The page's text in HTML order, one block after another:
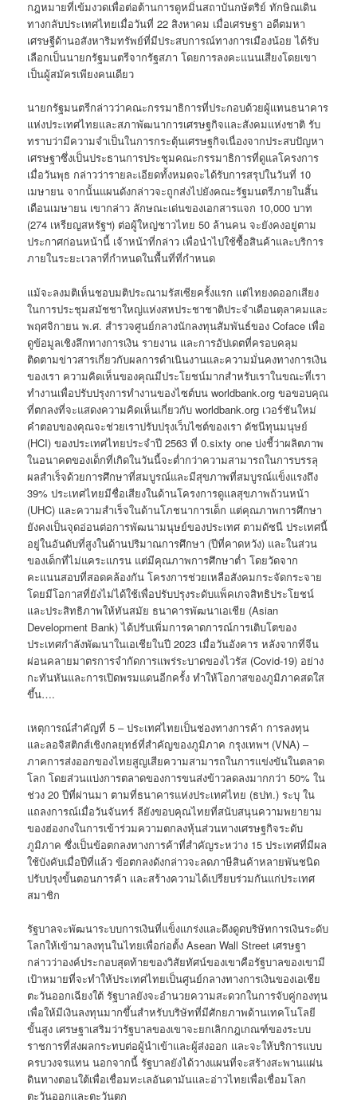
กฎหมายที่เข้มงวดเพื่อต่อต้านการดูหมิ่นสถาบันกษัตริย์ ทักษิณเดิน
ทางกลับประเทศไทยเมื่อวันที่ 22 สิงหาคม เมื่อเศรษฐา อดีตมหา
เศรษฐีด้านอสังหาริมทรัพย์ที่มีประสบการณ์ทางการเมืองน้อย ได้รับ
เลือกเป็นนายกรัฐมนตรีจากรัฐสภา โดยการลงคะแนนเสียงโดยเขา
เป็นผู้สมัครเพียงคนเดียว
นายกรัฐมนตรีกล่าวว่าคณะกรรมาธิการที่ประกอบด้วยผู้แทนธนาคาร
แห่งประเทศไทยและสภาพัฒนาการเศรษฐกิจและสังคมแห่งชาติ รับ
ทราบว่ามีความจำเป็นในการกระตุ้นเศรษฐกิจเนื่องจากประสบปัญหา
เศรษฐาซึ่งเป็นประธานการประชุมคณะกรรมาธิการที่ดูแลโครงการ
เมื่อวันพุธ กล่าวว่ารายละเอียดทั้งหมดจะได้รับการสรุปในวันที่ 10
เมษายน จากนั้นแผนดังกล่าวจะถูกส่งไปยังคณะรัฐมนตรีภายในสิ้น
เดือนเมษายน เขากล่าว ลักษณะเด่นของเอกสารแจก 10,000 บาท
(274 เหรียญสหรัฐฯ) ต่อผู้ใหญ่ชาวไทย 50 ล้านคน จะยังคงอยู่ตาม
ประกาศก่อนหน้านี้ เจ้าหน้าที่กล่าว เพื่อนำไปใช้ซื้อสินค้าและบริการ
ภายในระยะเวลาที่กำหนดในพื้นที่ที่กำหนด
แม้จะลงมติเห็นชอบมติประณามรัสเซียครั้งแรก แต่ไทยงดออกเสียง
ในการประชุมสมัชชาใหญ่แห่งสหประชาชาติประจำเดือนตุลาคมและ
พฤศจิกายน พ.ศ. สำรวจศูนย์กลางนักลงทุนสัมพันธ์ของ Coface เพื่อ
ดูข้อมูลเชิงลึกทางการเงิน รายงาน และการอัปเดตที่ครอบคลุม
ติดตามข่าวสารเกี่ยวกับผลการดำเนินงานและความมั่นคงทางการเงิน
ของเรา ความคิดเห็นของคุณมีประโยชน์มากสำหรับเราในขณะที่เรา
ทำงานเพื่อปรับปรุงการทำงานของไซต์บน worldbank.org ขอขอบคุณ
ที่ตกลงที่จะแสดงความคิดเห็นเกี่ยวกับ worldbank.org เวอร์ชันใหม่
คำตอบของคุณจะช่วยเราปรับปรุงเว็บไซต์ของเรา ดัชนีทุนมนุษย์
(HCI) ของประเทศไทยประจำปี 2563 ที่ 0.sixty one บ่งชี้ว่าผลิตภาพ
ในอนาคตของเด็กที่เกิดในวันนี้จะต่ำกว่าความสามารถในการบรรลุ
ผลสำเร็จด้วยการศึกษาที่สมบูรณ์และมีสุขภาพที่สมบูรณ์แข็งแรงถึง
39% ประเทศไทยมีชื่อเสียงในด้านโครงการดูแลสุขภาพถ้วนหน้า
(UHC) และความสำเร็จในด้านโภชนาการเด็ก แต่คุณภาพการศึกษา
ยังคงเป็นจุดอ่อนต่อการพัฒนามนุษย์ของประเทศ ตามดัชนี ประเทศนี้
อยู่ในอันดับที่สูงในด้านปริมาณการศึกษา (ปีที่คาดหวัง) และในส่วน
ของเด็กที่ไม่แคระแกรน แต่มีคุณภาพการศึกษาต่ำ โดยวัดจาก
คะแนนสอบที่สอดคล้องกัน โครงการช่วยเหลือสังคมกระจัดกระจาย
โดยมีโอกาสที่ยังไม่ได้ใช้เพื่อปรับปรุงระดับแพ็คเกจสิทธิประโยชน์
และประสิทธิภาพให้ทันสมัย ธนาคารพัฒนาเอเชีย (Asian
Development Bank) ได้ปรับเพิ่มการคาดการณ์การเติบโตของ
ประเทศกำลังพัฒนาในเอเชียในปี 2023 เมื่อวันอังคาร หลังจากที่จีน
ผ่อนคลายมาตรการจำกัดการแพร่ระบาดของไวรัส (Covid-19) อย่าง
กะทันหันและการเปิดพรมแดนอีกครั้ง ทำให้โอกาสของภูมิภาคสดใส
ขึ้น….
เหตุการณ์สำคัญที่ 5 – ประเทศไทยเป็นช่องทางการค้า การลงทุน
และลอจิสติกส์เชิงกลยุทธ์ที่สำคัญของภูมิภาค กรุงเทพฯ (VNA) –
ภาคการส่งออกของไทยสูญเสียความสามารถในการแข่งขันในตลาด
โลก โดยส่วนแบ่งการตลาดของการขนส่งข้าวลดลงมากกว่า 50% ใน
ช่วง 20 ปีที่ผ่านมา ตามที่ธนาคารแห่งประเทศไทย (ธปท.) ระบุ ใน
แถลงการณ์เมื่อวันจันทร์ ลียังขอบคุณไทยที่สนับสนุนความพยายาม
ของฮ่องกงในการเข้าร่วมความตกลงหุ้นส่วนทางเศรษฐกิจระดับ
ภูมิภาค ซึ่งเป็นข้อตกลงทางการค้าที่สำคัญระหว่าง 15 ประเทศที่มีผล
ใช้บังคับเมื่อปีที่แล้ว ข้อตกลงดังกล่าวจะลดภาษีสินค้าหลายพันชนิด
ปรับปรุงขั้นตอนการค้า และสร้างความได้เปรียบร่วมกันแก่ประเทศ
สมาชิก
รัฐบาลจะพัฒนาระบบการเงินที่แข็งแกร่งและดึงดูดบริษัทการเงินระดับ
โลกให้เข้ามาลงทุนในไทยเพื่อก่อตั้ง Asean Wall Street เศรษฐา
กล่าวว่าองค์ประกอบสุดท้ายของวิสัยทัศน์ของเขาคือรัฐบาลของเขามี
เป้าหมายที่จะทำให้ประเทศไทยเป็นศูนย์กลางทางการเงินของเอเชีย
ตะวันออกเฉียงใต้ รัฐบาลยังจะอำนวยความสะดวกในการจับคู่กองทุน
เพื่อให้มีเงินลงทุนมากขึ้นสำหรับบริษัทที่มีศักยภาพด้านเทคโนโลยี
ขั้นสูง เศรษฐาเสริมว่ารัฐบาลของเขาจะยกเลิกกฎเกณฑ์ของระบบ
ราชการที่ส่งผลกระทบต่อผู้นำเข้าและผู้ส่งออก และจะให้บริการแบบ
ครบวงจรแทน นอกจากนี้ รัฐบาลยังได้วางแผนที่จะสร้างสะพานแผ่น
ดินทางตอนใต้เพื่อเชื่อมทะเลอันดามันและอ่าวไทยเพื่อเชื่อมโลก
ตะวันออกและตะวันตก